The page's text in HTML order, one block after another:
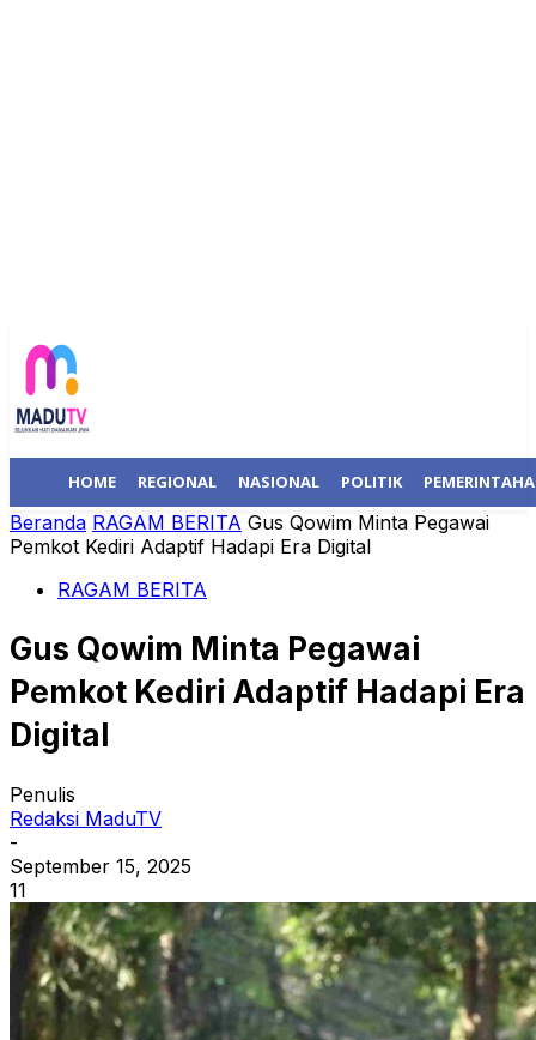
HOME REGIONAL NASIONAL POLITIK
Beranda RAGAM BERITA Gus Qowim Minta Pegawai
Pemkot Kediri Adaptif Hadapi Era Digital
RAGAM BERITA
Gus Qowim Minta Pegawai
Pemkot Kediri Adaptif Hadapi Era
Digital
Penulis
Redaksi MaduTV
-
September 15, 2025
11